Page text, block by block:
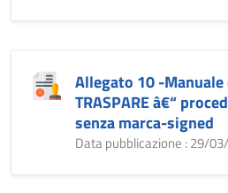
Allegato 10 -
TRASPARE â€“
senza marca-signed
Data pubblicazione : 29/